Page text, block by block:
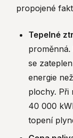
propojené
Tepelné
se
energie
plochy. Při
40 000
topení